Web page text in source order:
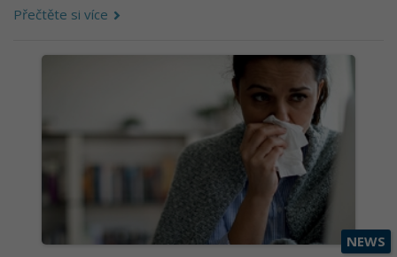
Přečtěte si více
NEWS